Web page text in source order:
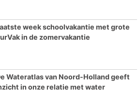
week schoolvakantie met grote
in de zomervakantie
Wateratlas van Noord-Holland geeft
in onze relatie met water